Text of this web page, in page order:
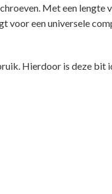
Met een lengte
voor een universele
Hierdoor is deze bit